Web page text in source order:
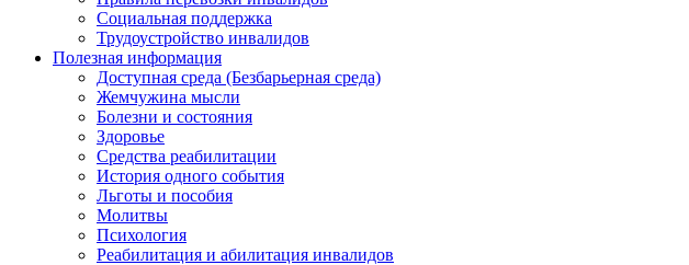
Социальная поддержка
Трудоустройство инвалидов
Полезная информация
Доступная среда (Безбарьерная среда)
Жемчужина мысли
Болезни и состояния
Здоровье
Средства реабилитации
История одного события
Льготы и пособия
Молитвы
Психология
Реабилитация и абилитация инвалидов